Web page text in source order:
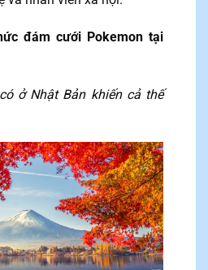
đám cưới Pokemon tại
ở Nhật Bản khiến cả thế